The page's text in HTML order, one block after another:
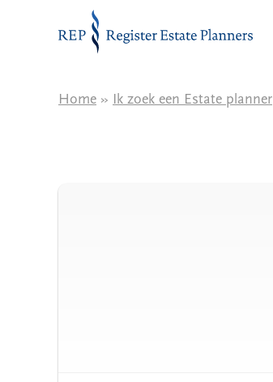
Naar de inhoud
Home » Ik zoek een Estate planner